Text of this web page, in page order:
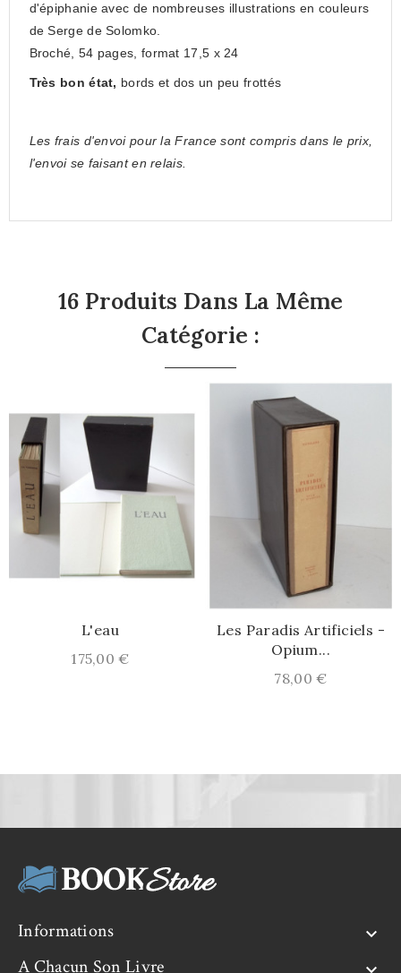
d'épiphanie avec de nombreuses illustrations en couleurs
de Serge de Solomko.
Broché, 54 pages, format 17,5 x 24
Très bon état, bords et dos un peu frottés
Les frais d'envoi pour la France sont compris dans le prix,
l'envoi se faisant en relais.
16 Produits Dans La Même
Catégorie :
L'eau
Prix
175,00 €
Les Paradis Artificiels -
Opium...
Prix
78,00 €
Informations 
A Chacun Son Livre